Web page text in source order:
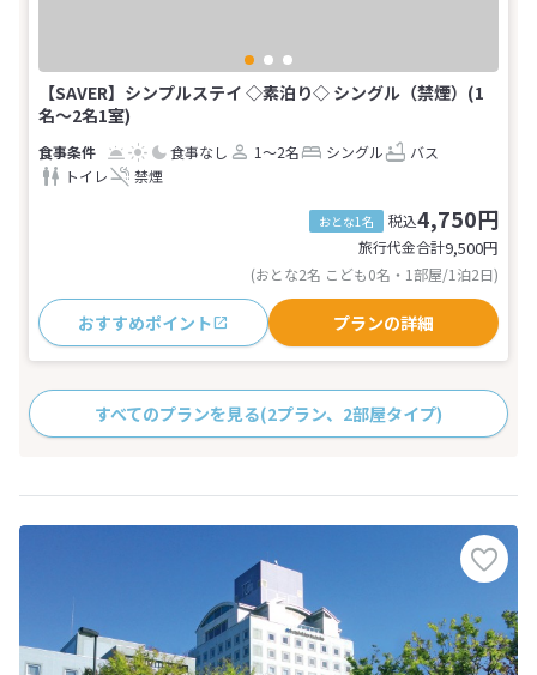
【SAVER】シンプルステイ ◇素泊り◇ シングル（禁煙）(1
名～2名1室)
食事なし 1～2名 シングル
バス
トイレ
禁煙
おとな1名 税込4,750円
旅行代金合計9,500円
(おとな2名 こども0名・1部屋/1泊2日)
おすすめポイント プランの詳細
すべてのプランを見る(2プラン、2部屋タイプ)